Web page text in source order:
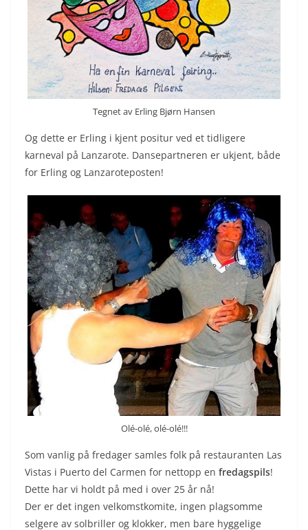
Tegnet av Erling Bjørn Hansen
Og dette er Erling i kjent positur ved et tidligere
karneval på Lanzarote. Dansepartneren er ukjent, både
for Erling og Lanzaroteposten!
Olé-olé, olé-olé!!!
Som vanlig på fredager samles folk på restauranten Las
Vistas i Puerto del Carmen for nettopp en fredagspils!
Dette har vi holdt på med i over 25 år nå!
Der er det ingen velkomstkomite, ingen plagsomme
selgere av solbriller og klokker, men bare hyggelige